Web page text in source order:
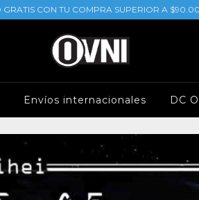
GRATIS CON TU COMPRA SUPERIOR A
Envíos internacionales DC